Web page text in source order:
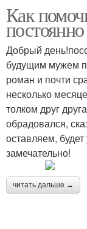
Как
Добрый
будущим мужем
роман и почти
несколько
толком друг
обрадовался,
оставляем,
замечательно!
читать дальше →